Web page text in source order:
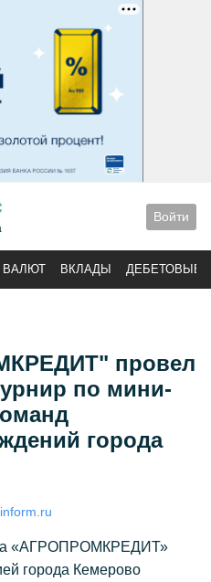
Войти
ВАЛЮТ ВКЛАДЫ ДЕБЕТОВЫЕ
провел
по мини-
города
«АГРОПРОМКРЕДИТ»
города Кемерово